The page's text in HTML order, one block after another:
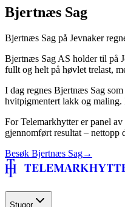
Bjertnæs Sag
Bjertnæs Sag på Jevnaker
Bjertnæs Sag AS holder til på
fullt og helt på høvlet trelast,
I dag regnes Bjertnæs Sag
hvitpigmentert lakk og maling.
For Telemarkhytter er panel
gjennomført resultat – nettopp
Besøk Bjertnæs Sag→
Stugor